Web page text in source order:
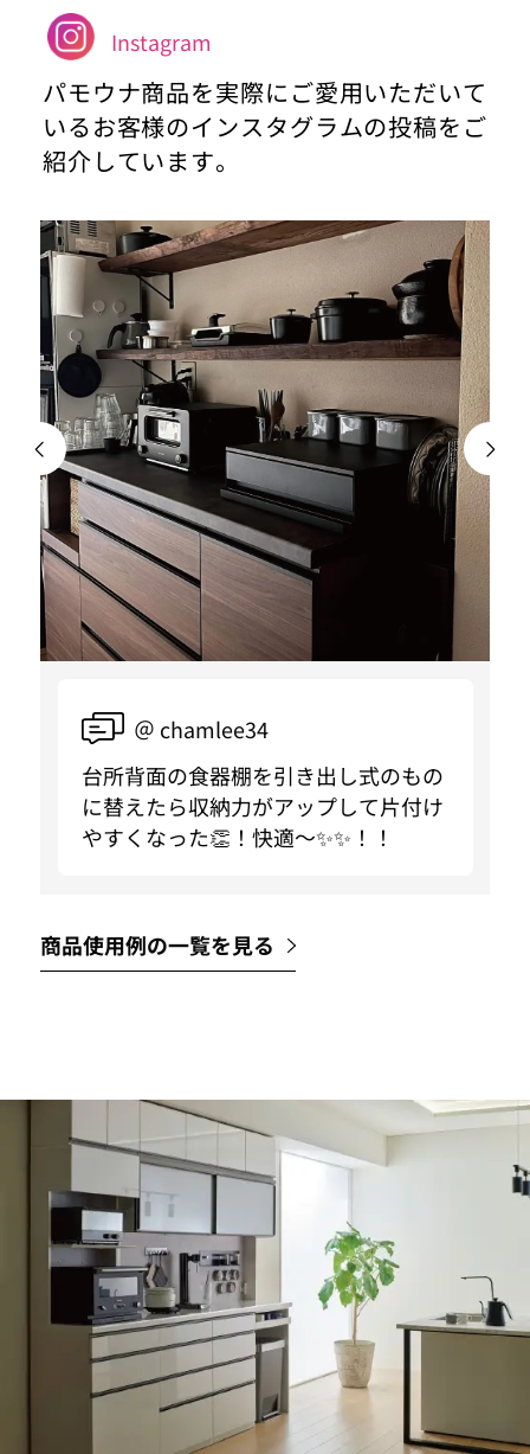
Instagram
パモウナ商品を実際にご愛用いただいて
いるお客様のインスタグラムの投稿をご
紹介しています。
＠ chamlee34
台所背面の食器棚を引き出し式のもの
に替えたら収納力がアップして片付け
やすくなった👏！快適〜✨✨！！
商品使用例の一覧を見る